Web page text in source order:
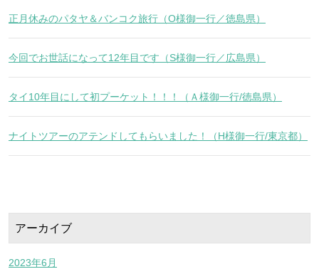
正月休みのパタヤ＆バンコク旅行（O様御一行／徳島県）
今回でお世話になって12年目です（S様御一行／広島県）
タイ10年目にして初プーケット！！！（Ａ様御一行/徳島県）
ナイトツアーのアテンドしてもらいました！（H様御一行/東京都）
アーカイブ
2023年6月